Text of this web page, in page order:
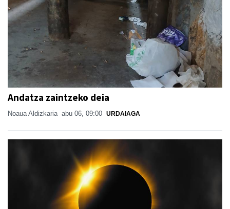
Andatza zaintzeko deia
Noaua Aldizkaria abu 06, 09:00 URDAIAGA